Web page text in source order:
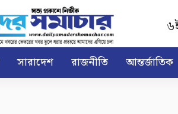
সারাদেশ রাজনীতি আন্তর্জাতিক